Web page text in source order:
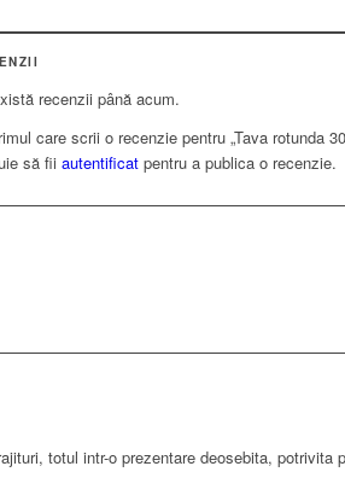
recenzii până acum.
care scrii o recenzie pentru „Tava rotunda
să fiiautentificat pentru a publica o recenzie.
totul intr-o prezentare deosebita, potrivita